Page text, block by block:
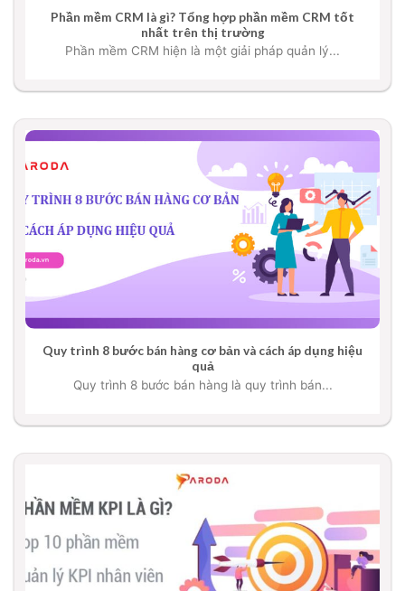
Phần mềm CRM là gì? Tổng hợp phần mềm CRM tốt
nhất trên thị trường
Phần mềm CRM hiện là một giải pháp quản lý...
Quy trình 8 bước bán hàng cơ bản và cách áp dụng hiệu
quả
Quy trình 8 bước bán hàng là quy trình bán...